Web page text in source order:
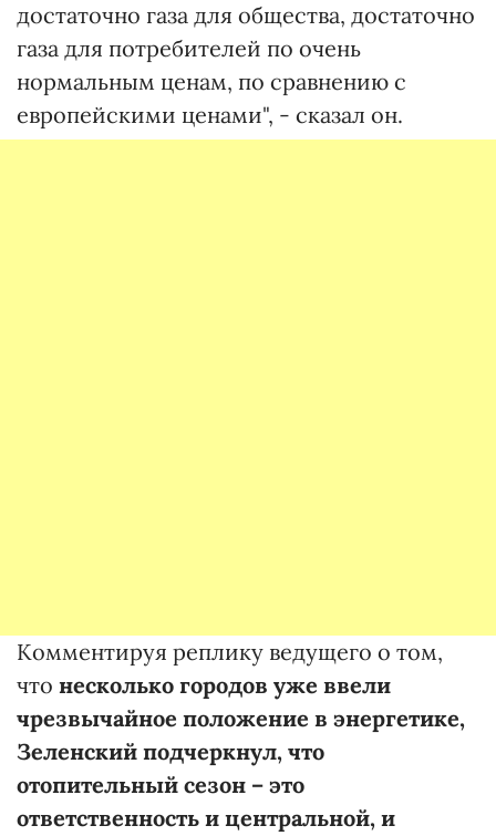
достаточно газа для общества, достаточно
газа для потребителей по очень
нормальным ценам, по сравнению с
европейскими ценами", - сказал он.
Комментируя реплику ведущего о том,
что несколько городов уже ввели
чрезвычайное положение в энергетике,
Зеленский подчеркнул, что
отопительный сезон – это
ответственность и центральной, и